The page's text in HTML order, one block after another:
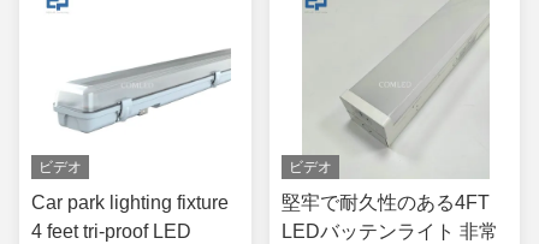
ビデオ
Car park lighting fixture
4 feet tri-proof LED
ビデオ
堅牢で耐久性のある4FT
LEDバッテンライト 非常